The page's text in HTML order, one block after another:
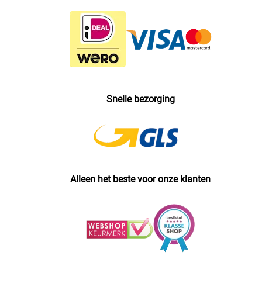
Snelle bezorging
Alleen het beste voor onze klanten